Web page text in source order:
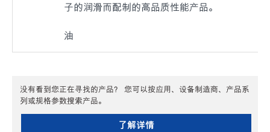
子的润滑而配制的高品质性能产品。
油
没有看到您正在寻找的产品？ 您可以按应用、设备制造商、产品系
列或规格参数搜索产品。
了解详情